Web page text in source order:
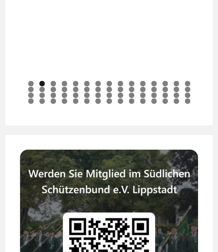
0 1 2 3 4 5
6 7 8 9 0 1 2 3 4 5 6 7 8 9 0
1 2 3 4 5 6 7 8 9 0 1 2 3 4 5
6 7 8 9 0 1 2 3 4 5 6 7 8 9 0